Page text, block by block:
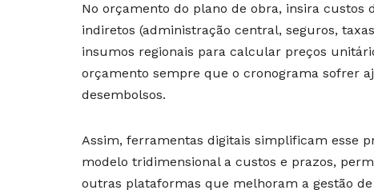
No orçamento do plano de obra, insira custos
indiretos (administração central, seguros,
insumos regionais para calcular preços
orçamento sempre que o cronograma sofrer
desembolsos.
Assim, ferramentas digitais simplificam esse
modelo tridimensional a custos e prazos,
outras plataformas que melhoram a gestão